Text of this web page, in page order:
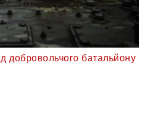
добровольчого батальйону